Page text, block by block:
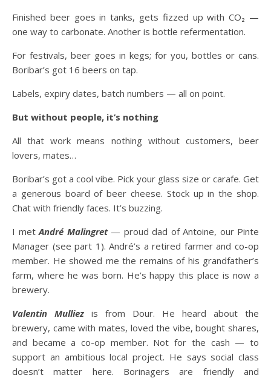
Finished beer goes in tanks, gets fizzed up with CO₂ —
one way to carbonate. Another is bottle refermentation.
For festivals, beer goes in kegs; for you, bottles or cans.
Boribar’s got 16 beers on tap.
Labels, expiry dates, batch numbers — all on point.
But without people, it’s nothing
All that work means nothing without customers, beer
lovers, mates…
Boribar’s got a cool vibe. Pick your glass size or carafe. Get
a generous board of beer cheese. Stock up in the shop.
Chat with friendly faces. It’s buzzing.
I met André Malingret— proud dad of Antoine, our Pinte
Manager (see part 1). André’s a retired farmer and co-op
member. He showed me the remains of his grandfather’s
farm, where he was born. He’s happy this place is now a
brewery.
Valentin Mulliez is from Dour. He heard about the
brewery, came with mates, loved the vibe, bought shares,
and became a co-op member. Not for the cash — to
support an ambitious local project. He says social class
doesn’t matter here. Borinagers are friendly and